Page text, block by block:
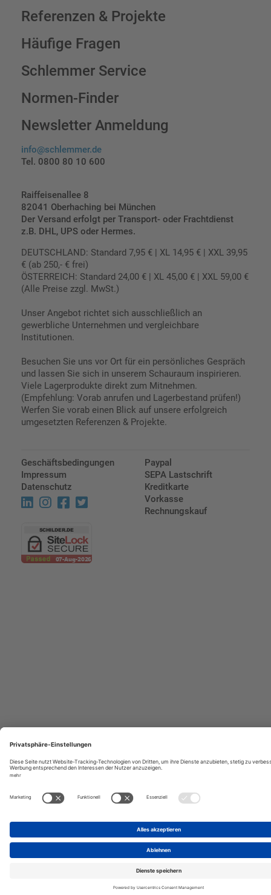
Referenzen & Projekte
Häufige Fragen
Schlemmer Service
Normen-Finder
Newsletter Anmeldung
info@schlemmer.de
Tel. 0800 80 10 600
Raiffeisenallee 8
82041 Oberhaching bei München
Der Versand erfolgt per Transport- oder Frachtdienst
z.B. DHL, UPS oder Hermes.
DEUTSCHLAND: Standard 7,95 € | XL 14,95 € | XXL 39,95
€ (ab 250,- € frei)
ÖSTERREICH: Standard 24,00 € | XL 45,00 € | XXL 59,00 €
(Alle Preise zzgl. MwSt.)
Unser Angebot richtet sich ausschließlich an
gewerbliche Unternehmen und vergleichbare
Institutionen.
Besuchen Sie uns vor Ort für ein persönliches Gespräch
und lassen Sie sich in unserem Schauraum inspirieren.
Viele Lagerprodukte direkt zum Mitnehmen.
(Empfehlung: Vorab anrufen und Lagerbestand prüfen!)
Werfen Sie vorab einen Blick auf unsere erfolgreich
umgesetzten Referenzen & Projekte.
Geschäftsbedingungen
Impressum
Datenschutz
Paypal
SEPA Lastschrift
Kreditkarte
Vorkasse
Rechnungskauf